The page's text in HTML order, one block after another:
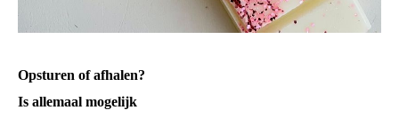
Opsturen of afhalen?
Is allemaal mogelijk